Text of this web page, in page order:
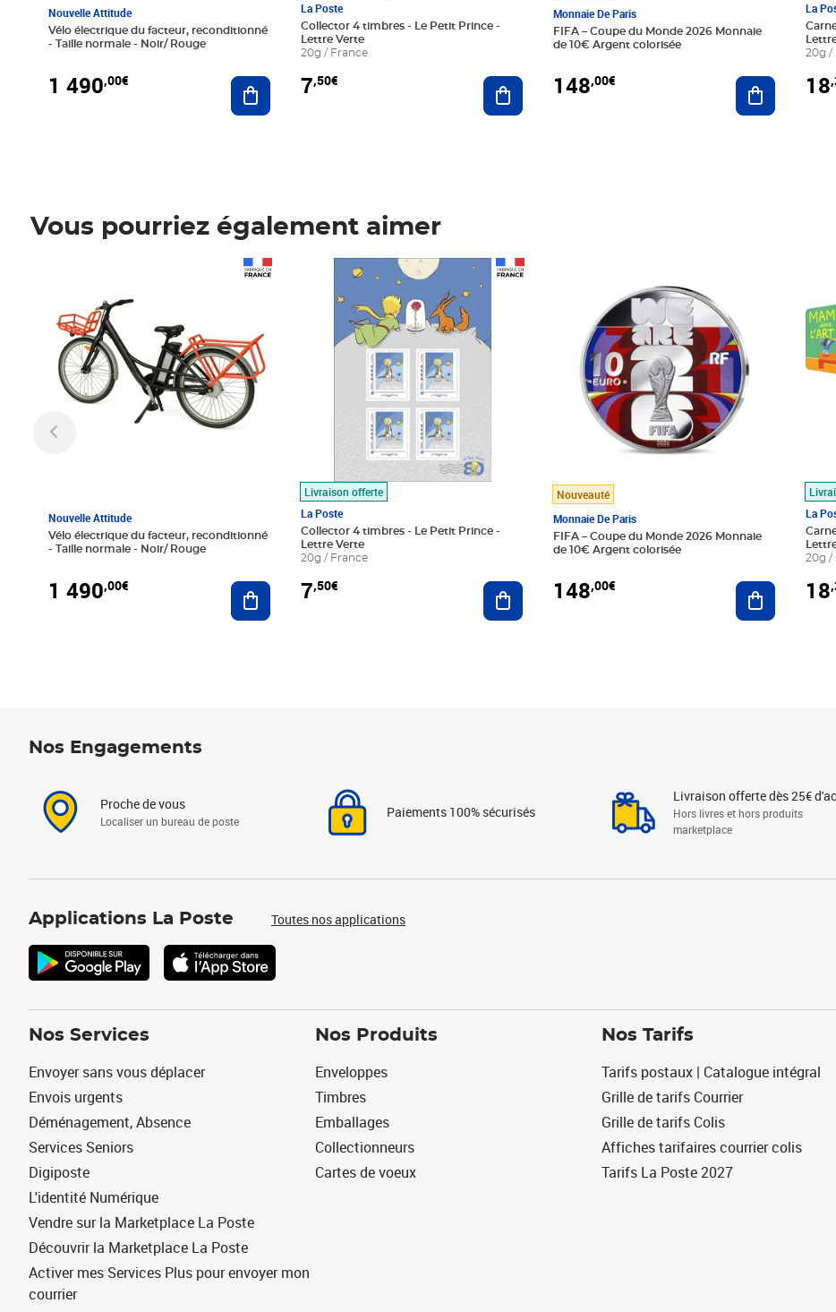
Nouvelle Attitude
Vélo électrique du facteur, reconditionné
- Taille normale - Noir/ Rouge
1 490,00€ Ajouter au panier
La Poste
Collector 4 timbres - Le Petit Prince -
Lettre Verte
20g / France
7,50€ Ajouter au panier
Monnaie De Paris
FIFA – Coupe du Monde 2026 Monnaie
de 10€ Argent colorisée
148,00€ Ajouter au
La
20g /
18
Vous pourriez également aimer
Nouvelle Attitude
Vélo électrique du facteur, reconditionné
- Taille normale - Noir/ Rouge
1 490,00€ Ajouter au panier
Livraison offerte
La Poste
Collector 4 timbres - Le Petit Prince -
Lettre Verte
20g / France
7,50€
Prix 7,50€
Ajouter au panier
Nouveauté
Monnaie De Paris
FIFA – Coupe du Monde 2026 Monnaie
de 10€ Argent colorisée
148,00€ Ajouter au
La
20g /
18
Nos Engagements
Proche de vous
Localiser un bureau de poste
Paiements 100% sécurisés
Livraison offerte dès 25€
Hors livres et hors produits
marketplace
Applications La Poste Toutes nos applications
Nos Services
Envoyer sans vous déplacer
Envois urgents
Déménagement, Absence
Services Seniors
Digiposte
L'identité Numérique
Vendre sur la Marketplace La Poste
Découvrir la Marketplace La Poste
Activer mes Services Plus pour envoyer mon
courrier
Nos Produits
Enveloppes
Timbres
Emballages
Collectionneurs
Cartes de voeux
Nos Tarifs
Tarifs postaux | Catalogue intégral
Grille de tarifs Courrier
Grille de tarifs Colis
Affiches tarifaires courrier colis
Tarifs La Poste 2027